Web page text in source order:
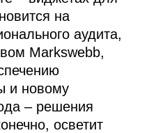
на
аудита,
Markswebb,
и новому
– решения
осветит